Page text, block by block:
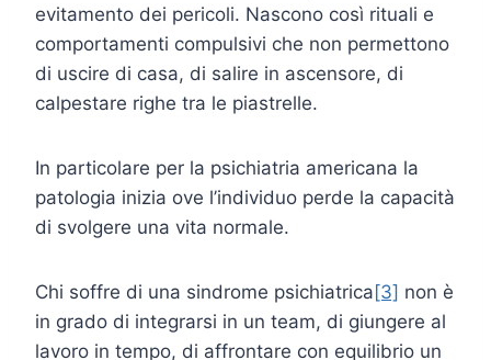
evitamento dei pericoli. Nascono così rituali e
comportamenti compulsivi che non permettono
di uscire di casa, di salire in ascensore, di
calpestare righe tra le piastrelle.
In particolare per la psichiatria americana la
patologia inizia ove l’individuo perde la capacità
di svolgere una vita normale.
Chi soffre di una sindrome psichiatrica[3] non è
in grado di integrarsi in un team, di giungere al
lavoro in tempo, di affrontare con equilibrio un